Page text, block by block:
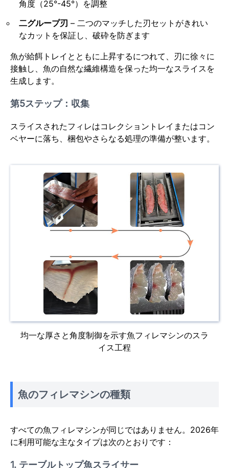
角度（25°-45°）を調整
二グループ刃 – 二つのマッチした刃セットがきれい
なカットを保証し、破砕を防ぎます
魚が給餌トレイとともに上昇するにつれて、刃に徐々に
接触し、魚の自然な繊維構造を保った均一なスライスを
生成します。
第5ステップ：収集
スライスされたフィレはコレクショントレイまたはコン
ベヤーに落ち、梱包やさらなる処理の準備が整います。
均一な厚さと角度制御を示す魚フィレマシンのスラ
イス工程
魚のフィレマシンの種類
すべての魚フィレマシンが同じではありません。2026年
に利用可能な主なタイプは次のとおりです：
1. テーブルトップ魚スライサー